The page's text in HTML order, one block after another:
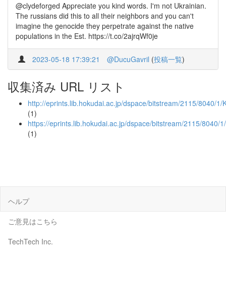
@clydeforged Appreciate you kind words. I'm not Ukrainian.
The russians did this to all their neighbors and you can't
imagine the genocide they perpetrate against the native
populations in the Est. https://t.co/2ajrqWf0je
2023-05-18 17:39:21 @DucuGavril (投稿一覧)
収集済み URL リスト
http://eprints.lib.hokudai.ac.jp/dspace/bitstream/2115/8040/1/
(1)
https://eprints.lib.hokudai.ac.jp/dspace/bitstream/2115/8040/
(1)
ヘルプ
ご意見はこちら
TechTech Inc.